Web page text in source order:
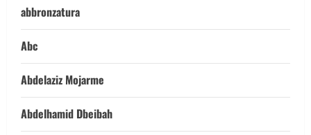
abbronzatura
Abc
Abdelaziz Mojarme
Abdelhamid Dbeibah